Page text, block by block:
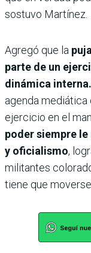
sostuvo Martínez.
Agregó que la
parte de un
dinámica interna.
agenda
ejercicio en el
poder siempre
y oficialismo,
militantes
tiene que